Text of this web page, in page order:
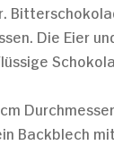
Die Eier
Backblech